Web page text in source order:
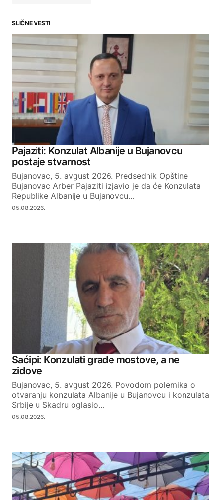
Your email address will not be published.
Required fields are marked
Your Name
Your E-mail
SLIČNE VESTI
Pajaziti: Konzulat Albanije u Bujanovcu
postaje stvarnost
Bujanovac, 5. avgust 2026. Predsednik Opštine
Bujanovac Arber Pajaziti izjavio je da će Konzulata
Republike Albanije u Bujanovcu…
05.08.2026.
Saćipi: Konzulati grade mostove, a ne
zidove
Bujanovac, 5. avgust 2026. Povodom polemika o
otvaranju konzulata Albanije u Bujanovcu i konzulata
Srbije u Skadru oglasio…
05.08.2026.